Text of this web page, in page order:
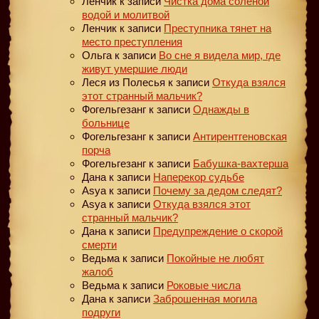
водой и молитвой
Ленчик к записи Преступника тянет на
место преступления
Ольга к записи Во сне я видела мир, где
живут умершие люди
Леся из Полесья к записи Откуда взялся
этот странный мальчик?
Фогельгезанг к записи Однажды в
больнице
Фогельгезанг к записи Антирентгеновская
порча
Фогельгезанг к записи Бабушка-вахтерша
Дана к записи Наперекор судьбе
Asya к записи Почему за дедом следят?
Asya к записи Откуда взялся этот
странный мальчик?
Дана к записи Предупреждение о скорой
смерти
Ведьма к записи Покойные не любят
жалоб
Ведьма к записи Роковые числа
Дана к записи Заброшенная могила
подруги